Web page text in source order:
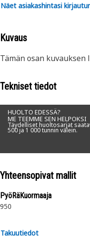
Näet asiakashintasi
Kuvaus
Tämän osan
Tekniset tiedot
HUOLTO EDESSÄ?
ME TEEMME SEN HELPOKSI
Täydelliset huoltosarjat
500 ja 1 000 tunnin välein.
Yhteensopivat mallit
PyöRäKuormaaja
950
Takuutiedot